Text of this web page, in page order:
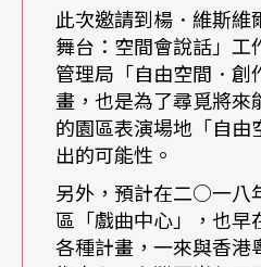
冗長的答辯，而是悄悄地
地方落下。與其說是開誠
了幾步，親切地邀請所有
等、得以對話的狀態裡，
品。
儀式作為關鍵字 將空間比
此次邀請到楊．維斯維
舞台：空間會說話」工
管理局「自由空間．創
畫，也是為了尋覓將
的園區表演場地「自由
出的可能性。
另外，預計在二○一八
區「戲曲中心」，也早
各種計畫，一來與香港